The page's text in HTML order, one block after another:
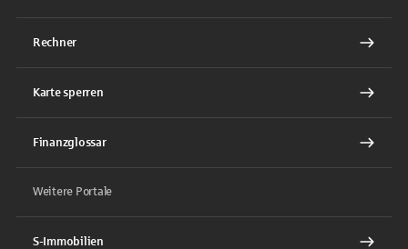
Rechner
Karte sperren
Finanzglossar
Weitere Portale
S-Immobilien